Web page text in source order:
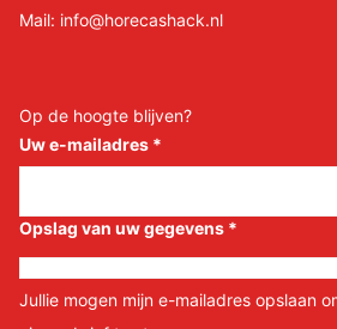
Mail: info@horecashack.nl
Op de hoogte blijven?
Uw e-mailadres *
Opslag van uw gegevens *
Jullie mogen mijn e-mailadres opslaan